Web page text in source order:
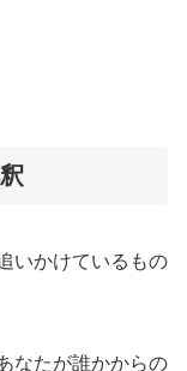
いかけているもの
なたが誰かからの